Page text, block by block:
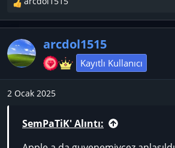
T
e
p
k
i
l
e
r
arcdol1515
Kayıtlı Kullanıcı
2 Ocak 2025
SemPaTiK' Alıntı: